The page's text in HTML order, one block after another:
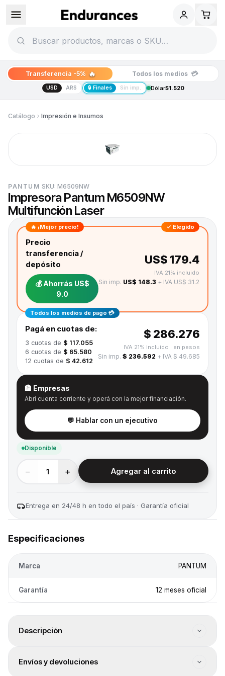
Transferencia -5% 🔥 Todos los medios 💳
USD ARS 🔒 Finales Sin imp. Dólar$1.520
Catálogo Impresión e Insumos
PANTUM SKU: M6509NW
Impresora Pantum M6509NW
Multifunción Laser
🔥 ¡Mejor precio! ✓ Elegido
Precio
transferencia /
depósito
💰 Ahorrás US$
9.0
US$ 179.4
IVA 21% incluido
Sin imp. US$ 148.3 + IVA US$ 31.2
Todos los medios de pago 💳
Pagá en cuotas de:
3 cuotas de $ 117.055
6 cuotas de $ 65.580
12 cuotas de $ 42.612
$ 286.276
IVA 21% incluido · en pesos
Sin imp. $ 236.592 + IVA $ 49.685
🏦 Empresas
Abrí cuenta corriente y operá con la mejor financiación.
💬 Hablar con un ejecutivo
Disponible
− 1 + Agregar al carrito
Entrega en 24/48 h en todo el país · Garantía oficial
Especificaciones
Marca PANTUM
Garantía 12 meses oficial
Descripción
conectividad: USB / WiFi / ETH. Impresión dúplex:
Envíos y devoluciones